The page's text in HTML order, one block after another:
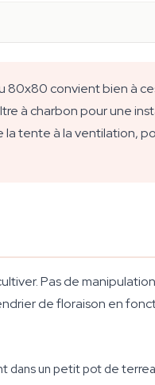
80x80 convient bien à
à charbon pour une
tente à la ventilation,
Pas de
de floraison en
dans un petit pot de